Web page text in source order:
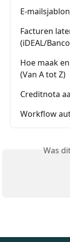
E-
Facturen
(iDEAL/
Hoe maak
(Van A tot Z)
Creditnota
Workflow
Was